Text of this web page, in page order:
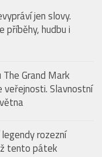
ARTISAN
00:00